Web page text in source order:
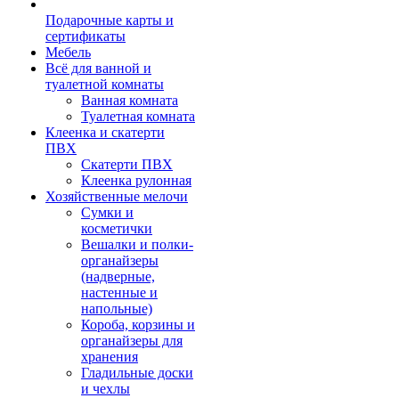
Подарочные карты и
сертификаты
Мебель
Всё для ванной и
туалетной комнаты
Ванная комната
Туалетная комната
Клеенка и скатерти
ПВХ
Скатерти ПВХ
Клеенка рулонная
Хозяйственные мелочи
Сумки и
косметички
Вешалки и полки-
органайзеры
(надверные,
настенные и
напольные)
Короба, корзины и
органайзеры для
хранения
Гладильные доски
и чехлы